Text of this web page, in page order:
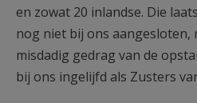
en zowat 20 inlandse. Die
nog niet bij ons aangesloten,
misdadig gedrag van de
bij ons ingelijfd als Zusters